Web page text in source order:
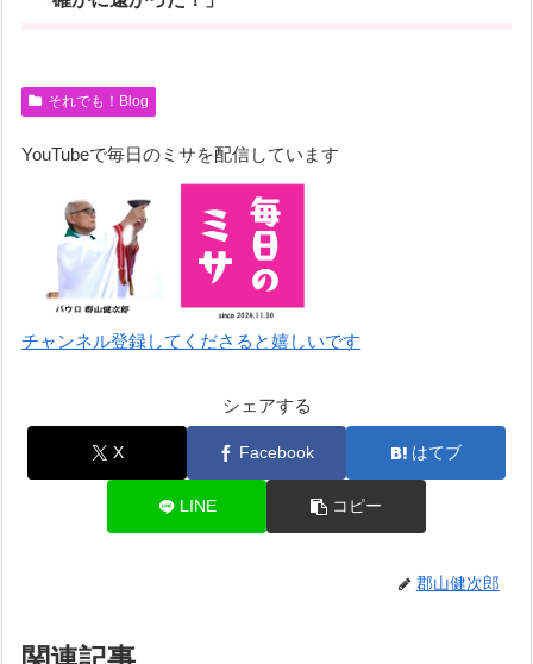
それでも！Blog
YouTubeで毎日のミサを配信しています
チャンネル登録してくださると嬉しいです
シェアする
X Facebook はてブ
LINE コピー
郡山健次郎